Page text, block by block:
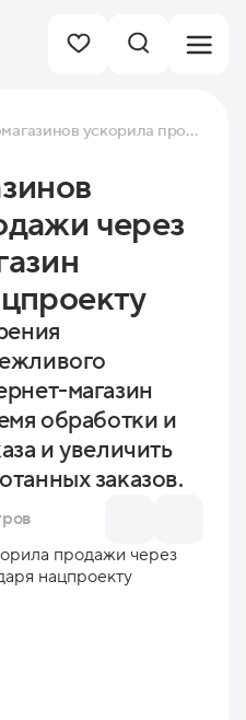
Сеть зоомагазинов ускорила продажи через интернет-магазин благодаря нацпроекту
через
магазин
обработки и
и увеличить
заказов.